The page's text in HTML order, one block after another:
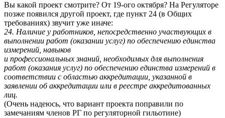
Вы какой проект смотрите? От 19-ого октября? На Регуляторе
позже появился другой проект, где пункт 24 (в Общих
требованиях) звучит уже иначе:
24. Наличие у работников, непосредственно участвующих в
выполнении работ (оказании услуг) по обеспечению единства
измерений, навыков
и профессиональных знаний, необходимых для выполнения
работ (оказания услуг) по обеспечению единства измерений в
соответствии с областью аккредитации, указанной в
заявлении об аккредитации или в реестре аккредитованных
лиц.
(Очень надеюсь, что вариант проекта поправили по
замечаниям членов РГ по регуляторной гильотине)